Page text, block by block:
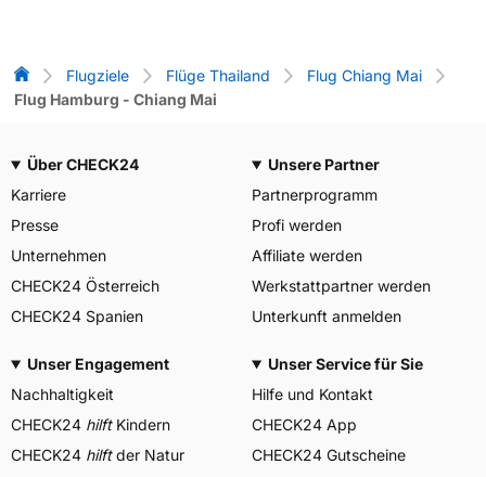
Flug-Vergleich
Flugziele Flüge Thailand
Flug Chiang Mai
Flug Hamburg - Chiang Mai
Über CHECK24
Karriere
Presse
Unternehmen
CHECK24 Österreich
CHECK24 Spanien
Unsere Partner
Partnerprogramm
Profi werden
Affiliate werden
Werkstattpartner werden
Unterkunft anmelden
Unser Engagement
Nachhaltigkeit
CHECK24 hilftKindern
CHECK24 hilftder Natur
Unser Service für Sie
Hilfe und Kontakt
CHECK24 App
CHECK24 Gutscheine